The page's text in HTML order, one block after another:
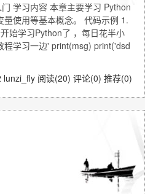
学习内容 本章主要学习 Python
使用等基本概念。 代码示例 1.
始学习Python了 ，每日花半小
程学习一边' print(msg) print('dsd
lunzi_fly 阅读(20) 评论(0) 推荐(0)